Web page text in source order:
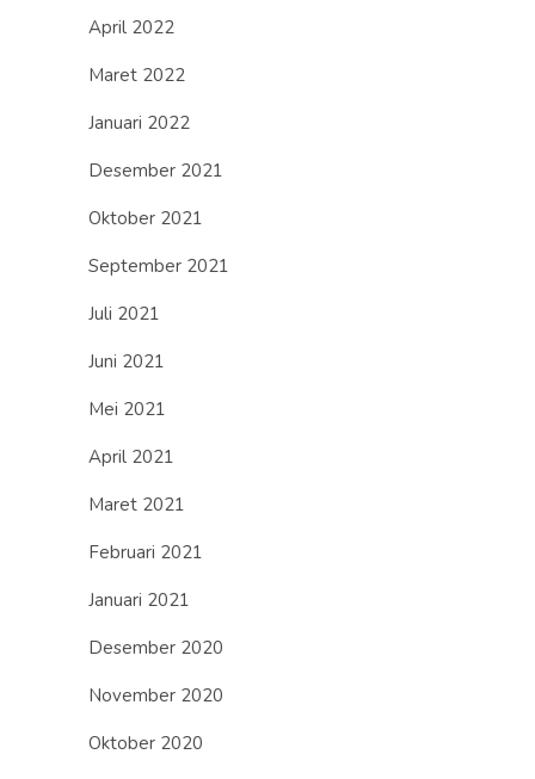
April 2022
Maret 2022
Januari 2022
Desember 2021
Oktober 2021
September 2021
Juli 2021
Juni 2021
Mei 2021
April 2021
Maret 2021
Februari 2021
Januari 2021
Desember 2020
November 2020
Oktober 2020